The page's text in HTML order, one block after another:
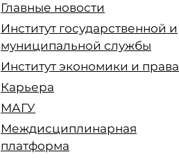
Главные новости
Институт государственной и
муниципальной службы
Институт экономики и права
Карьера
МАГУ
Междисциплинарная
платформа